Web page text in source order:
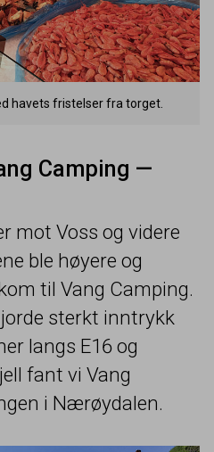
havets fristelser fra torget.
Camping —
mot Voss og videre
ble høyere og
til Vang Camping.
sterkt inntrykk
langs E16og
fant vi Vang
i Nærøydalen.